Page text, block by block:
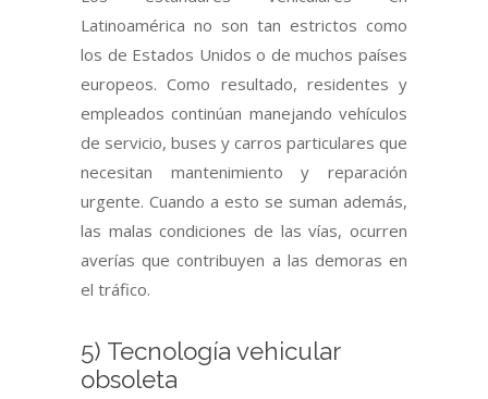
Latinoamérica no son tan estrictos como
los de Estados Unidos o de muchos países
europeos. Como resultado, residentes y
empleados continúan manejando vehículos
de servicio, buses y carros particulares que
necesitan mantenimiento y reparación
urgente. Cuando a esto se suman además,
las malas condiciones de las vías, ocurren
averías que contribuyen a las demoras en
el tráfico.
5) Tecnología vehicular
obsoleta